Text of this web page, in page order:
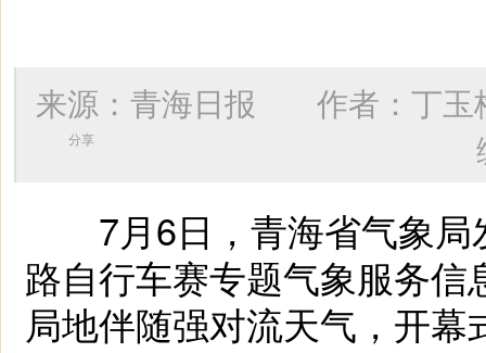
来源：青海日报 作者：丁
分享
7月6日，青海省气象局
路自行车赛专题气象服务
局地伴随强对流天气，开